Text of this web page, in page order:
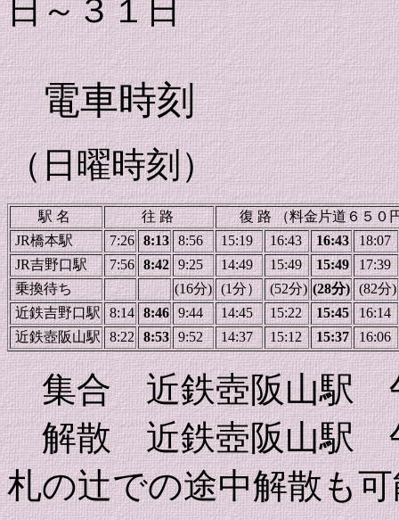
日～３１日
電車時刻
（日曜時刻）
駅 名 往 路
復 路 （料金片道６５０
JR橋本駅
7:26 8:13 8:56 15:19 16:43 16:43 18:07
JR吉野口駅
7:56 8:42 9:25 14:49 15:49 15:49 17:39
乗換待ち
(16分) (1分） (52分) (28分) (82分)
近鉄吉野口駅 8:14 8:46 9:44 14:45 15:22 15:45 16:14
近鉄壺阪山駅 8:22 8:53 9:52 14:37 15:12 15:37 16:06
集合 近鉄壺阪山駅
解散 近鉄壺阪山駅
札の辻での途中解散も